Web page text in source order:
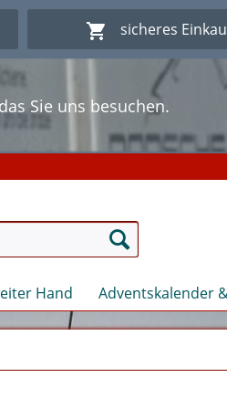
sicheres
Sie uns besuchen.
Modellbahn - Eck
Sie uns besuchen.
Modellbahn - Eck
Hand Adventskalender